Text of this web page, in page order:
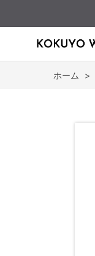
ホーム >